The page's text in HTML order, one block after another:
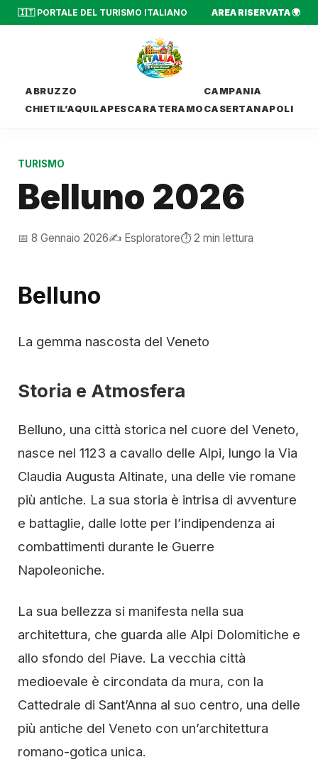
🇮🇹 PORTALE DEL TURISMO ITALIANO AREA RISERVATA 🌍
ABRUZZO
CHIETIL’AQUILAPESCARA TERAMO
CAMPANIA
CASERTANAPOLI
TURISMO
Belluno 2026
📅 8 Gennaio 2026✍️ Esploratore⏱️ 2 min lettura
Belluno
La gemma nascosta del Veneto
Storia e Atmosfera
Belluno, una città storica nel cuore del Veneto,
nasce nel 1123 a cavallo delle Alpi, lungo la Via
Claudia Augusta Altinate, una delle vie romane
più antiche. La sua storia è intrisa di avventure
e battaglie, dalle lotte per l’indipendenza ai
combattimenti durante le Guerre
Napoleoniche.
La sua bellezza si manifesta nella sua
architettura, che guarda alle Alpi Dolomitiche e
allo sfondo del Piave. La vecchia città
medioevale è circondata da mura, con la
Cattedrale di Sant’Anna al suo centro, una delle
più antiche del Veneto con un’architettura
romano-gotica unica.